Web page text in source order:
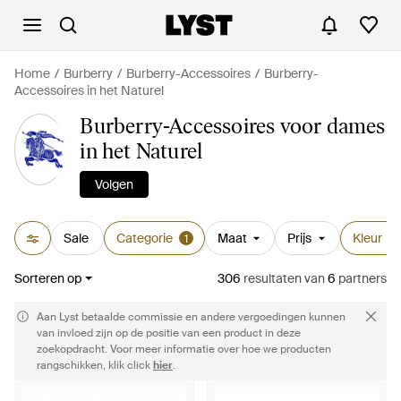
Home Burberry Burberry-Accessoires
Burberry-
Accessoires in het Naturel
Burberry-Accessoires voor dames
in het Naturel
Volgen
Sale Categorie 1 Maat Prijs Kleur
Sorteren op 306 resultatenvan6 partners
Aan Lyst betaalde commissie en andere vergoedingen kunnen
van invloed zijn op de positie van een product in deze
zoekopdracht. Voor meer informatie over hoe we producten
rangschikken, klik clickhier.